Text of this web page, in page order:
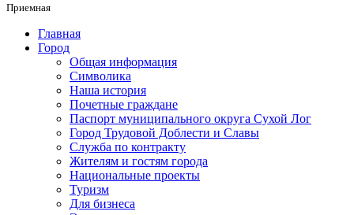
Приемная
Главная
Город
Общая информация
Символика
Наша история
Почетные граждане
Паспорт муниципального округа Сухой Лог
Город Трудовой Доблести и Славы
Служба по контракту
Жителям и гостям города
Национальные проекты
Туризм
Для бизнеса